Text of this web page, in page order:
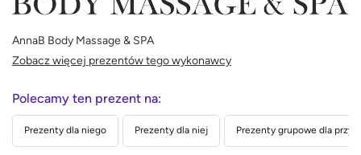
AnnaB Body Massage & SPA
Zobacz więcej prezentów tego wykonawcy
Polecamy ten prezent na:
Prezenty dla niego Prezenty dla niej Prezenty grupowe dla